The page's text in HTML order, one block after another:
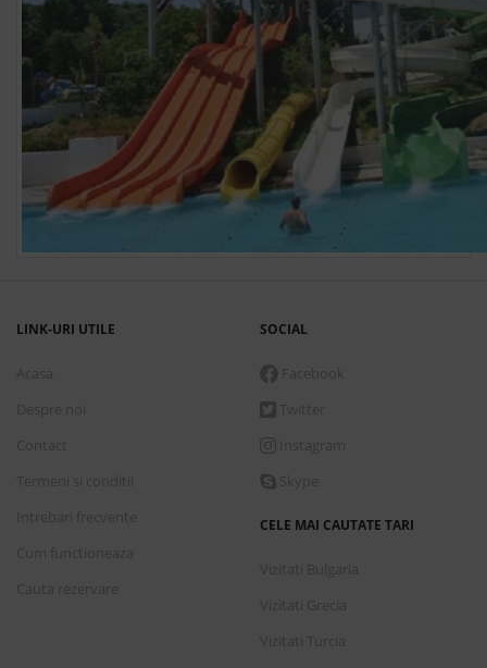
LINK-URI UTILE SOCIAL
CELE MAI CAUTATE TARI